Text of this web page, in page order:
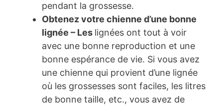
pendant la grossesse.
Obtenez votre chienne d’une bonne
lignée – Les lignées ont tout à voir
avec une bonne reproduction et une
bonne espérance de vie. Si vous avez
une chienne qui provient d’une lignée
où les grossesses sont faciles, les litres
de bonne taille, etc., vous avez de